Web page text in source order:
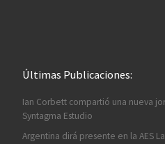
Últimas Publicaciones:
Ian Corbett compartió una nueva
Syntagma Estudio
Argentina dirá presente en la AES